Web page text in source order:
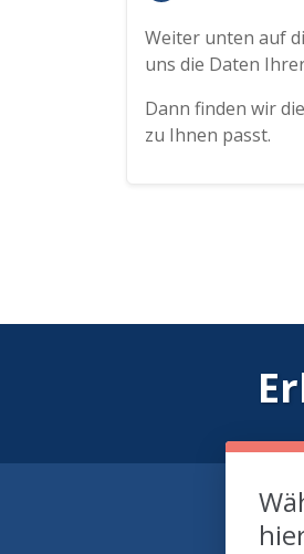
Weiter unten auf
uns die Daten
Dann finden wir
zu Ihnen passt.